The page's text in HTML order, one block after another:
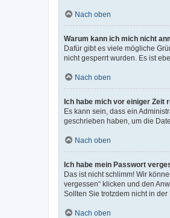
Nach oben
Warum kann ich mich nicht
Dafür gibt es viele mögliche
nicht gesperrt wurden. Es ist
Nach oben
Ich habe mich vor einiger Zeit
Es kann sein, dass ein
geschrieben haben, um die
Nach oben
Ich habe mein Passwort
Das ist nicht schlimm! Wir
vergessen“ klicken und den
Sollten Sie trotzdem nicht in
Nach oben